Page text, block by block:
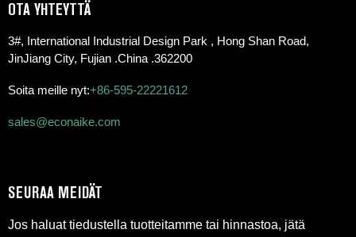
OTA YHTEYTTÄ
3#, International Industrial Design Park , Hong Shan Road,
JinJiang City, Fujian .China .362200
Soita meille nyt:+86-595-22221612
sales@econaike.com
SEURAA MEIDÄT
Jos haluat tiedustella tuotteitamme tai hinnastoa, jätä